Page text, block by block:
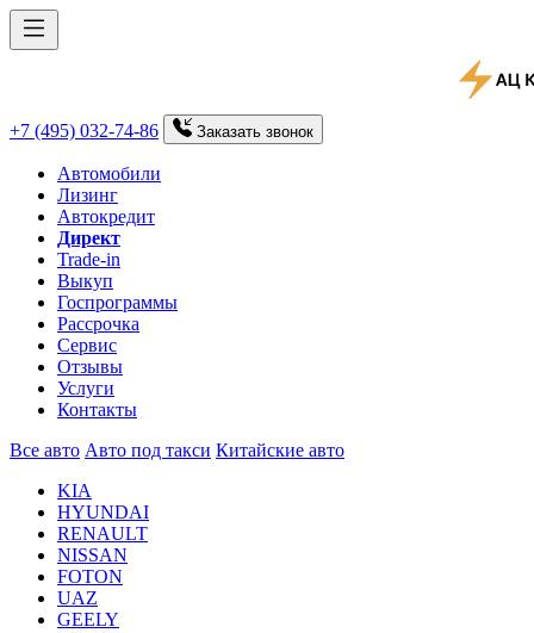
+7 (495) 032-74-86 Заказать звонок
Автомобили
Лизинг
Автокредит
Директ
Trade-in
Выкуп
Госпрограммы
Рассрочка
Сервис
Отзывы
Услуги
Контакты
Все авто Авто под такси Китайские авто
KIA
HYUNDAI
RENAULT
NISSAN
FOTON
UAZ
GEELY